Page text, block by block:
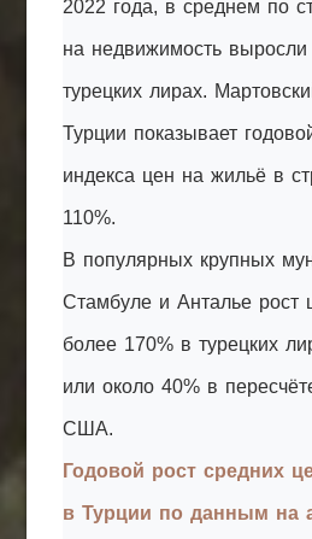
2022 года, в среднем по
на недвижимость
турецких лирах.
Турции показывает
индекса цен на жильё в
110%.
В популярных крупных
Стамбуле и Анталье рост
более 170% в турецких
или около 40% в
США.
Годовой рост средних
в Турции по данным на